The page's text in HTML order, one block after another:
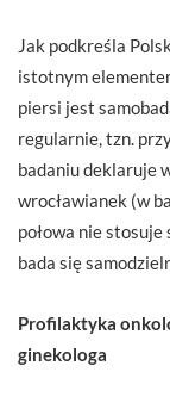
Jak podkreśla
istotnym
piersi jest
regularnie, tzn.
badaniu deklaruje
wrocławianek (w
połowa nie
bada się
Profilaktyka
ginekologa